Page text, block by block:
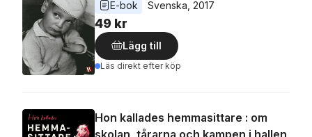
E-bok
Svenska 2017
49 kr
Lägg till
Läs direkt efter köp
Hon kallades hemmasittare : om